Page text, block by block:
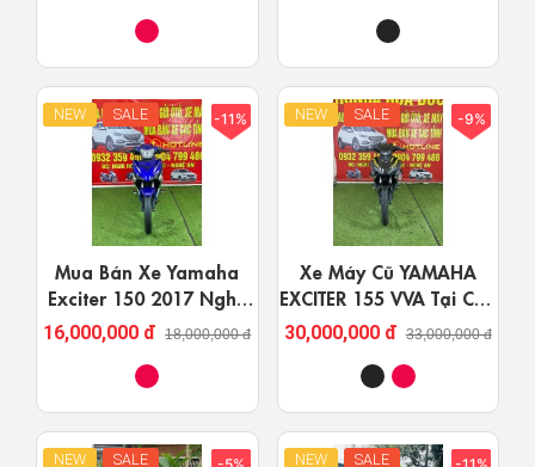
NEW SALE -11%
Mua Bán Xe Yamaha
Exciter 150 2017 Nghệ
An Giá Rẻ
16,000,000 đ 18,000,000 đ
NEW SALE -9%
Xe Máy Cũ YAMAHA
EXCITER 155 VVA Tại Cửa
Hàng Honda Hóa Đức
30,000,000 đ 33,000,000 đ
NEW SALE NEW SALE